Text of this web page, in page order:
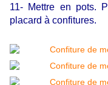
11- Mettre en pots.
placard à confitures.